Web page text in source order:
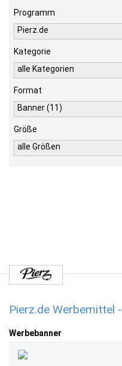
Programm
Pierz.de
Kategorie
alle Kategorien
Format
Banner (11)
Größe
alle Größen
Pierz.de Werbemittel
Werbebanner